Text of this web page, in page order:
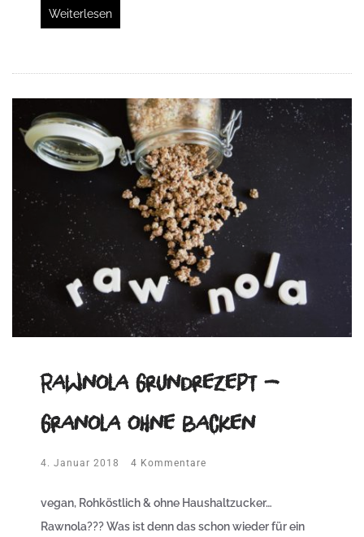
Weiterlesen
Rawnola Grundrezept –
Granola ohne backen
4. Januar 2018 4 Kommentare
vegan, Rohköstlich & ohne Haushaltzucker…
Rawnola??? Was ist denn das schon wieder für ein